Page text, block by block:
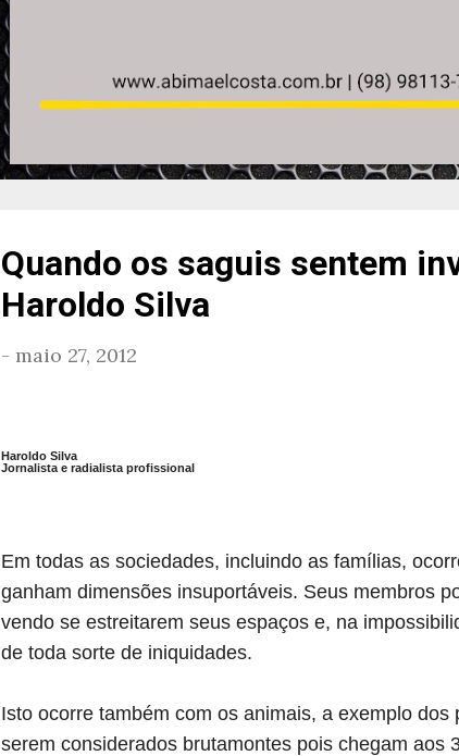
Quando os saguis sentem
Haroldo Silva
- maio 27, 2012
Haroldo Silva
Jornalista e radialista profissional
Em todas as sociedades, incluindo as famílias,
ganham dimensões insuportáveis. Seus membros
vendo se estreitarem seus espaços e, na
de toda sorte de iniquidades.
Isto ocorre também com os animais, a exemplo
serem considerados brutamontes pois chegam aos